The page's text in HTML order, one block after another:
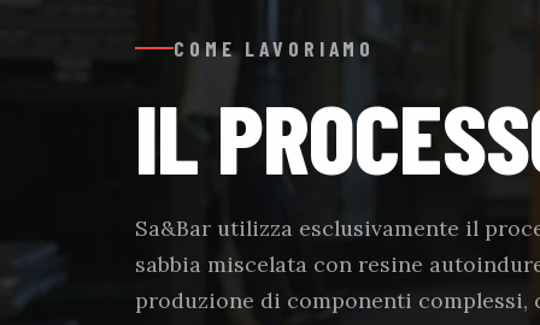
COME LAVORIAMO
IL
Sa&Bar utilizza esclusivamente il
sabbia miscelata con resine
produzione di componenti